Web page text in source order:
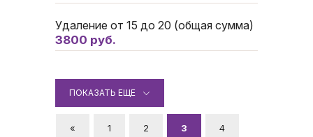
Удаление от 15 до 20 (общая сумма)
3800 руб.
ПОКАЗАТЬ ЕЩЕ
« 1 2 3 4